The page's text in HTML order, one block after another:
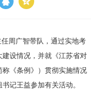
周广智带队，通过实地考
设情况，并就《江苏省对
《条例》）贯彻实施情况
记王益参加有关活动。